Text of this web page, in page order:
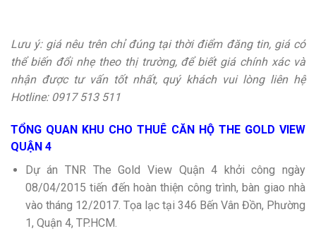
Lưu ý: giá nêu trên chỉ đúng tại thời điểm đăng tin, giá có
thể biến đổi nhẹ theo thị trường, để biết giá chính xác và
nhận được tư vấn tốt nhất, quý khách vui lòng liên hệ
Hotline: 0917 513 511
TỔNG QUAN KHU CHO THUÊ CĂN HỘ THE GOLD VIEW
QUẬN 4
Dự án TNR The Gold View Quận 4 khởi công ngày
08/04/2015 tiến đến hoàn thiện công trình, bàn giao nhà
vào tháng 12/2017. Tọa lạc tại 346 Bến Vân Đồn, Phường
1, Quận 4, TP.HCM.